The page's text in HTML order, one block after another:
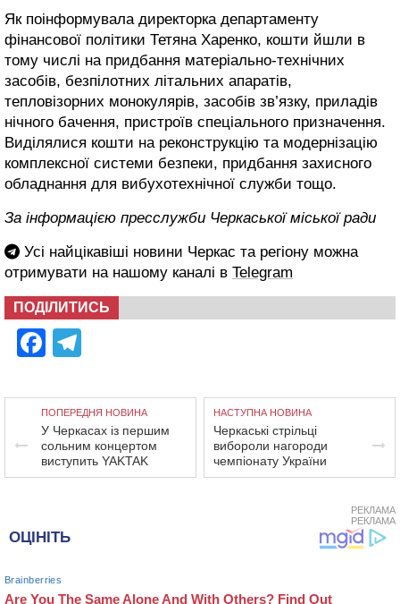
Як поінформувала директорка департаменту
фінансової політики Тетяна Харенко, кошти йшли в
тому числі на придбання матеріально-технічних
засобів, безпілотних літальних апаратів,
тепловізорних монокулярів, засобів зв’язку, приладів
нічного бачення, пристроїв спеціального призначення.
Виділялися кошти на реконструкцію та модернізацію
комплексної системи безпеки, придбання захисного
обладнання для вибухотехнічної служби тощо.
За інформацією пресслужби Черкаської міської ради
Усі найцікавіші новини Черкас та регіону можна
отримувати на нашому каналі в Telegram
ПОДІЛИТИСЬ
Facebook
ПОПЕРЕДНЯ НОВИНА
У Черкасах із першим
сольним концертом
виступить YAKTAK
НАСТУПНА НОВИНА
Черкаські стрільці
вибороли нагороди
чемпіонату України
РЕКЛАМА
РЕКЛАМА